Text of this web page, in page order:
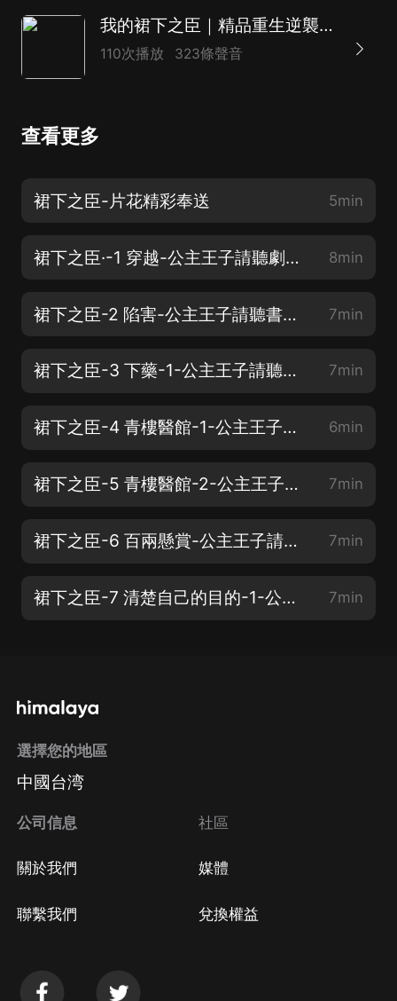
我的裙下之臣｜精品重生逆襲｜大女主雙潔雙強｜古言多人劇
110次播放 323條聲音
查看更多
裙下之臣-片花精彩奉送 5min
裙下之臣·-1 穿越-公主王子請聽劇❥(^_-) 8min
裙下之臣-2 陷害-公主王子請聽書；） 7min
裙下之臣-3 下藥-1-公主王子請聽書；） 7min
裙下之臣-4 青樓醫館-1-公主王子請聽書❥(^_-) 6min
裙下之臣-5 青樓醫館-2-公主王子請聽書❥(^_-) 7min
裙下之臣-6 百兩懸賞-公主王子請聽書❥(^_-) 7min
裙下之臣-7 清楚自己的目的-1-公主王子請聽書❥(^_-) 7min
選擇您的地區
中國台湾
公司信息
關於我們
聯繫我們
社區
媒體
兌換權益